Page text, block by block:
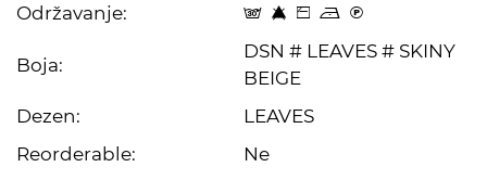
Održavanje:
s 8 Z o C
Boja:
DSN # LEAVES # SKINY
BEIGE
Dezen:
LEAVES
Reorderable:
Ne